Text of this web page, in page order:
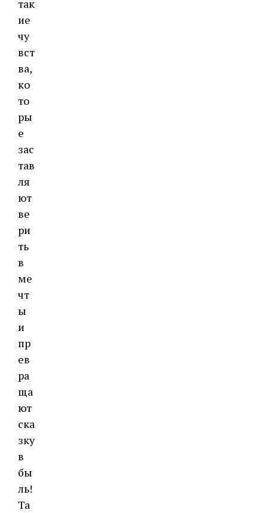
так
ие
чу
вст
ва,
ко
то
ры
е
зас
тав
ля
ют
ве
ри
ть
в
ме
чт
ы
и
пр
ев
ра
ща
ют
ска
зку
в
бы
ль!
Та